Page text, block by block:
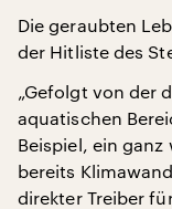
Die geraubten
der Hitliste des
„Gefolgt von der
aquatischen
Beispiel, ein
bereits
direkter Treiber